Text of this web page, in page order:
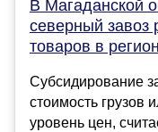
В Магаданской
северный завоз
товаров в регион
Субсидирование
стоимость грузов
уровень цен,